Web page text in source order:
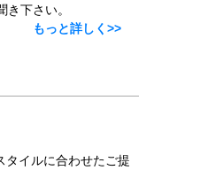
下さい。
もっと詳しく>>
タイルに合わせたご提